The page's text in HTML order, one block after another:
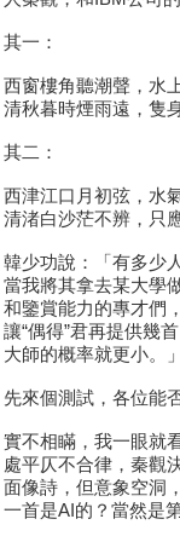
其一：
西窗樓角聽潮聲，水
清秋暮時煙雨遠，隻
其二：
西津江口月初弦，水
清渚白沙茫不辨，只
韓少功說：「有多少
當我將其拿去某大學
和鑒賞能力的專才們
讓“偶得”君再提供幾
大師的概率就更小。」
先來個測試，各位能
實不相瞞，我一眼就
處平仄不合律，秦觀
面像詩，但意象空洞
一首是AI的？當然是第